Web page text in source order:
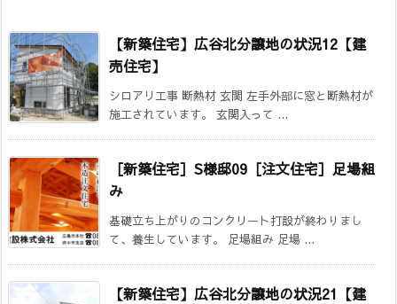
【新築住宅】広谷北分譲地の状況12【建
売住宅】
シロアリ工事 断熱材 玄関 左手外部に窓と断熱材が
施工されています。 玄関入って ...
［新築住宅］S様邸09［注文住宅］足場組
み
基礎立ち上がりのコンクリート打設が終わりまし
て、養生しています。 足場組み 足場 ...
【新築住宅】広谷北分譲地の状況21【建